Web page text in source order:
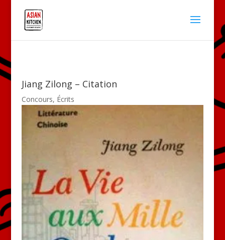
Jiang Zilong – Citation
Concours, Écrits